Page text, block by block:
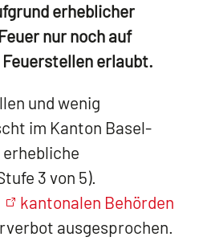
erheblicher
nur noch auf
erlaubt.
und wenig
im Kanton Basel-
3 von 5).
kantonalen Behörden
ausgesprochen.